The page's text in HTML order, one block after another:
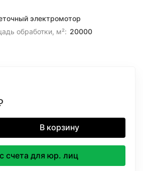
электромотор
обработки, м²: 20000
В корзину
счета для юр. лиц